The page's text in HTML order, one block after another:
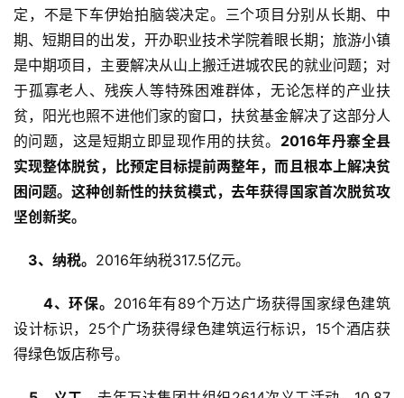
定，不是下车伊始拍脑袋决定。三个项目分别从长期、中
期、短期目的出发，开办职业技术学院着眼长期；旅游小镇
是中期项目，主要解决从山上搬迁进城农民的就业问题；对
于孤寡老人、残疾人等特殊困难群体，无论怎样的产业扶
贫，阳光也照不进他们家的窗口，扶贫基金解决了这部分人
的问题，这是短期立即显现作用的扶贫。 2016年丹寨全县
实现整体脱贫，比预定目标提前两整年，而且根本上解决贫
困问题。这种创新性的扶贫模式，去年获得国家首次脱贫攻
坚创新奖。
3、纳税。 2016年纳税317.5亿元。
4、环保。 2016年有89个万达广场获得国家绿色建筑
设计标识，25个广场获得绿色建筑运行标识，15个酒店获
得绿色饭店称号。